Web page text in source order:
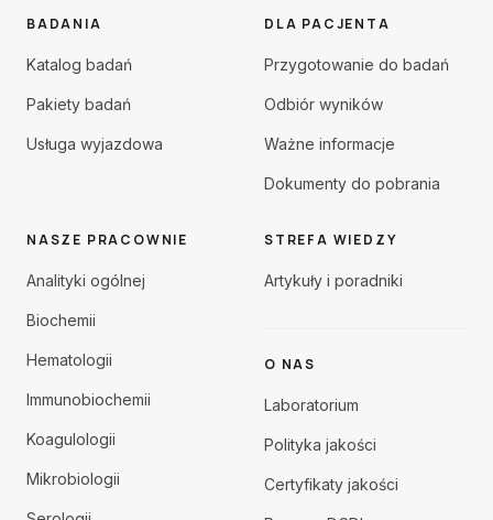
BADANIA
Katalog badań
Pakiety badań
Usługa wyjazdowa
DLA PACJENTA
Przygotowanie do badań
Odbiór wyników
Ważne informacje
Dokumenty do pobrania
NASZE PRACOWNIE
Analityki ogólnej
Biochemii
Hematologii
Immunobiochemii
Koagulologii
Mikrobiologii
STREFA WIEDZY
Artykuły i poradniki
O NAS
Laboratorium
Polityka jakości
Certyfikaty jakości